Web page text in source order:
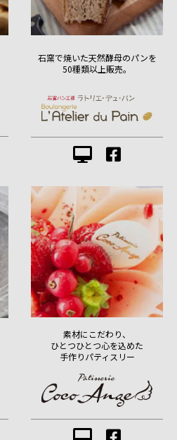
石窯で焼いた天然酵母のパンを
50種類以上販売。
素材にこだわり、
ひとつひとつ心を込めた
手作りパティスリー